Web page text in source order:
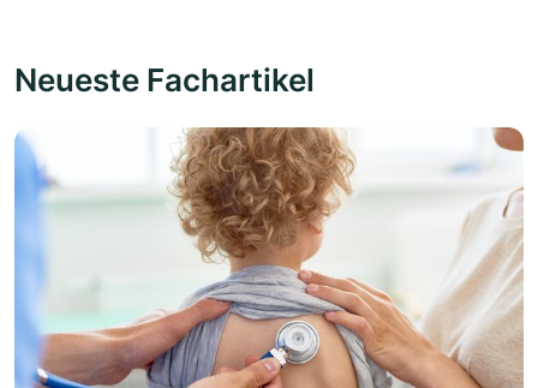
Neueste Fachartikel